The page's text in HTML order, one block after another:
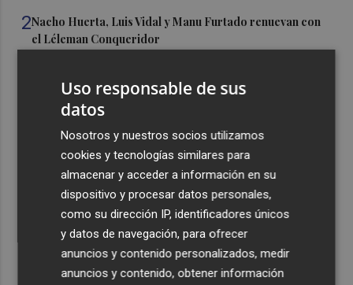
2Nacho Huerta, Luis Vidal y Manu Furtado renuevan con
el Léleman Conqueridor
nuevo espacio deportivo: un complejo con pista de
atletismo y ciclismo
Los 140 controles de la Policía Local en Lorca se saldan
con seis detenidos
El programa 'Santomera Florece' forma e impulsa la
inserción laboral de diez personas desempleadas
Uso responsable de sus
datos
Nosotros y nuestros socios utilizamos
cookies y tecnologías similares para
almacenar y acceder a información en su
dispositivo y procesar datos personales,
como su dirección IP, identificadores únicos
y datos de navegación, para ofrecer
anuncios y contenido personalizados, medir
anuncios y contenido, obtener información